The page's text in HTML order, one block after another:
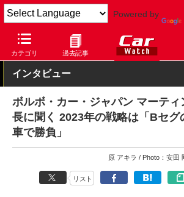
Powered by
カテゴリ 過去記事
Car Watch 自動車 ボルボ
インタビュー
ボルボ・カー・ジャパン マーティ
長に聞く 2023年の戦略は「Bセグ
車で勝負」
原 アキラ Photo：安田
リスト